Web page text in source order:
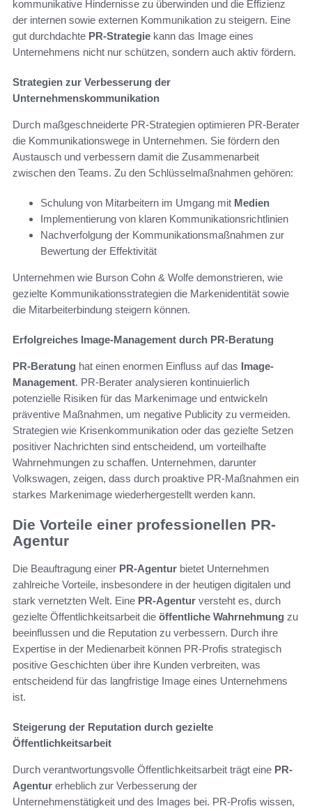
kommunikative Hindernisse zu überwinden und die Effizienz
der internen sowie externen Kommunikation zu steigern. Eine
gut durchdachte PR-Strategie kann das Image eines
Unternehmens nicht nur schützen, sondern auch aktiv fördern.
Strategien zur Verbesserung der
Unternehmenskommunikation
Durch maßgeschneiderte PR-Strategien optimieren PR-Berater
die Kommunikationswege in Unternehmen. Sie fördern den
Austausch und verbessern damit die Zusammenarbeit
zwischen den Teams. Zu den Schlüsselmaßnahmen gehören:
Schulung von Mitarbeitern im Umgang mit Medien
Implementierung von klaren Kommunikationsrichtlinien
Nachverfolgung der Kommunikationsmaßnahmen zur
Bewertung der Effektivität
Unternehmen wie Burson Cohn & Wolfe demonstrieren, wie
gezielte Kommunikationsstrategien die Markenidentität sowie
die Mitarbeiterbindung steigern können.
Erfolgreiches Image-Management durch PR-Beratung
PR-Beratung hat einen enormen Einfluss auf das Image-
Management. PR-Berater analysieren kontinuierlich
potenzielle Risiken für das Markenimage und entwickeln
präventive Maßnahmen, um negative Publicity zu vermeiden.
Strategien wie Krisenkommunikation oder das gezielte Setzen
positiver Nachrichten sind entscheidend, um vorteilhafte
Wahrnehmungen zu schaffen. Unternehmen, darunter
Volkswagen, zeigen, dass durch proaktive PR-Maßnahmen ein
starkes Markenimage wiederhergestellt werden kann.
Die Vorteile einer professionellen PR-
Agentur
Die Beauftragung einer PR-Agentur bietet Unternehmen
zahlreiche Vorteile, insbesondere in der heutigen digitalen und
stark vernetzten Welt. Eine PR-Agentur versteht es, durch
gezielte Öffentlichkeitsarbeit die öffentliche Wahrnehmung zu
beeinflussen und die Reputation zu verbessern. Durch ihre
Expertise in der Medienarbeit können PR-Profis strategisch
positive Geschichten über ihre Kunden verbreiten, was
entscheidend für das langfristige Image eines Unternehmens
ist.
Steigerung der Reputation durch gezielte
Öffentlichkeitsarbeit
Durch verantwortungsvolle Öffentlichkeitsarbeit trägt eine PR-
Agentur erheblich zur Verbesserung der
Unternehmenstätigkeit und des Images bei. PR-Profis wissen,